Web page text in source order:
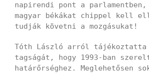
napirendi pont a parlamentben,
magyar békákat chippel kell
tudják követni a mozgásukat!
Tóth László arról tájékoztatta a
tagságát, hogy 1993-ban
határőrséghez. Meglehetősen